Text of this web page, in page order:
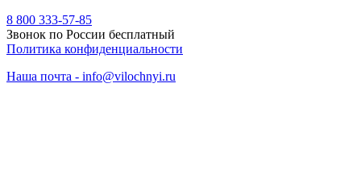
8 800 333-57-85
Звонок по России бесплатный
Политика конфиденциальности
Наша почта - info@vilochnyi.ru